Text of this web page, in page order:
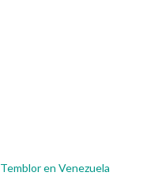
Temblor en Venezuela